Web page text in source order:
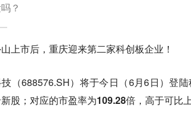
？
上市后，重庆迎来第二家科创板企业！
（688576.SH）将于今日（6月6日）登
股 ；对应的市盈率为109.28倍 ，高于可比